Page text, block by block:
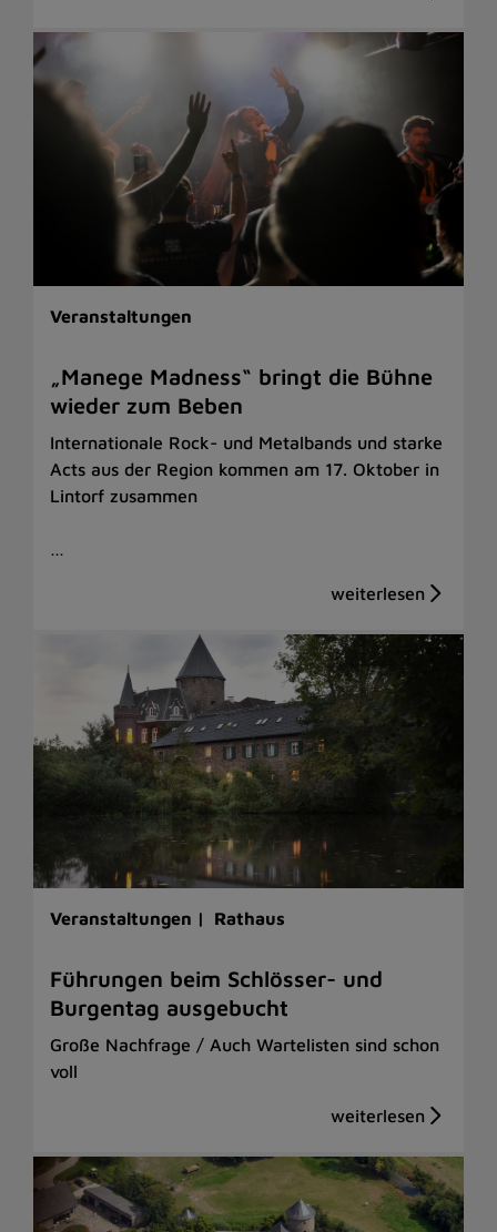
Veranstaltungen
„Manege Madness“ bringt die Bühne
wieder zum Beben
Internationale Rock- und Metalbands und starke
Acts aus der Region kommen am 17. Oktober in
Lintorf zusammen
…
Veranstaltungen | Rathaus
Führungen beim Schlösser- und
Burgentag ausgebucht
Große Nachfrage / Auch Wartelisten sind schon
voll